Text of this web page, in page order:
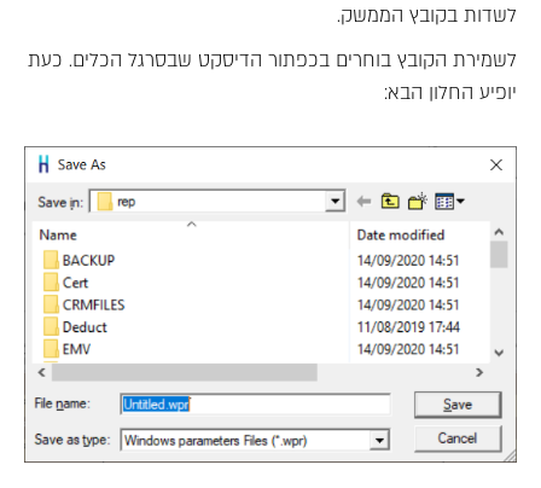
לשדות בקובץ הממשק.
לשמירת הקובץ בוחרים בכפתור הדיסקט שבסרגל הכלים. כעת
יופיע החלון הבא: